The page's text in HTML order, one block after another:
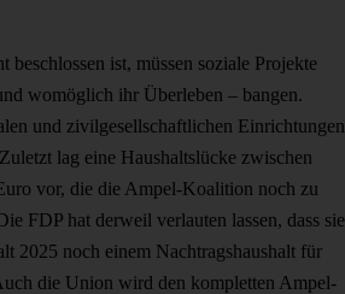
beschlossen ist, müssen soziale Projekte
womöglich ihr Überleben – bangen.
und zivilgesellschaftlichen Einrichtungen
lag eine Haushaltslücke zwischen
vor, die die Ampel-Koalition noch zu
FDP hat derweil verlauten lassen, dass sie
2025 noch einem Nachtragshaushalt für
die Union wird den kompletten Ampel-